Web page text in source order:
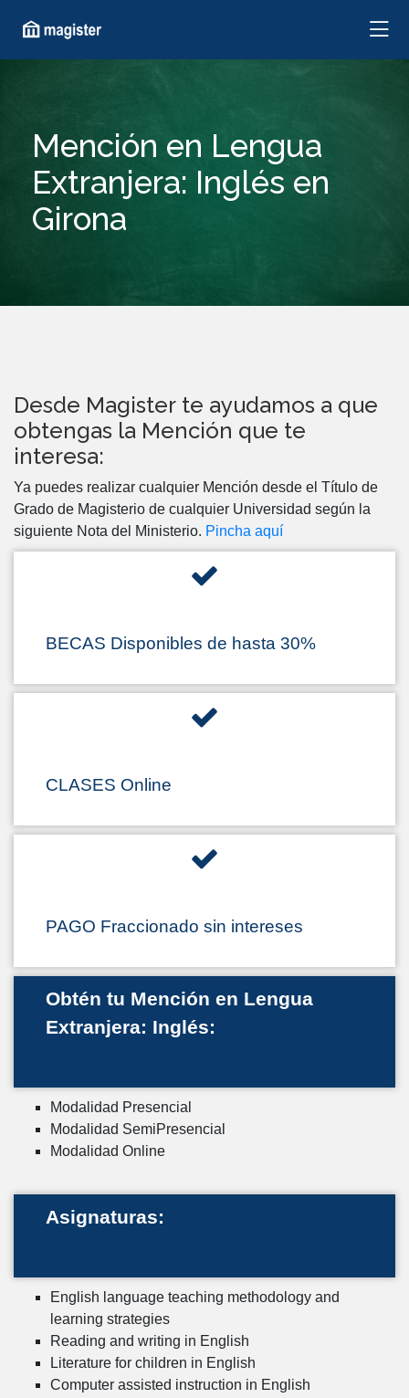
Mención en Lengua
Extranjera: Inglés en
Girona
Desde Magister te ayudamos a que
obtengas la Mención que te
interesa:
Ya puedes realizar cualquier Mención desde el Título de
Grado de Magisterio de cualquier Universidad según la
siguiente Nota del Ministerio. Pincha aquí
BECAS Disponibles de hasta 30%
CLASES Online
PAGO Fraccionado sin intereses
Obtén tu Mención en Lengua
Extranjera: Inglés:
Modalidad Presencial
Modalidad SemiPresencial
Modalidad Online
Asignaturas:
English language teaching methodology and
learning strategies
Reading and writing in English
Literature for children in English
Computer assisted instruction in English